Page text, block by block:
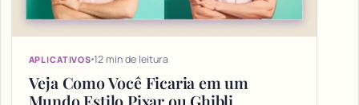
APLICATIVOS 12 min de leitura
Veja Como Você Ficaria em um